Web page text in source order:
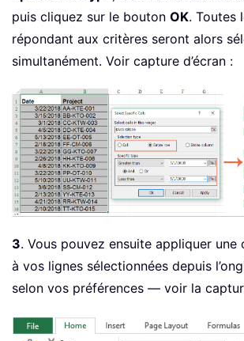
puis cliquez sur le bouton OK. Toutes
répondant aux critères seront alors
simultanément. Voir capture d’écran :
3. Vous pouvez ensuite appliquer une
à vos lignes sélectionnées depuis
selon vos préférences — voir la